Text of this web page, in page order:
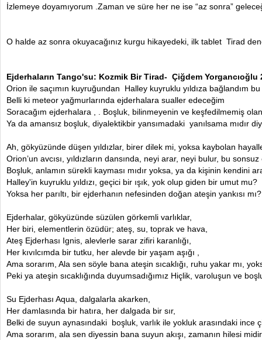
İzlemeye doyamıyorum .Zaman ve süre her ne ise “az sonra”
O halde az sonra okuyacağınız kurgu hikayedeki, ilk tablet Tirad
Ejderhaların Tango'su: Kozmik Bir Tirad- Çiğdem Yorgancıoğlu
Orion ile saçımın kuyruğundan Halley kuyruklu yıldıza bağlandım
Belli ki meteor yağmurlarında ejderhalara sualler edeceğim
Soracağım ejderhalara , . Boşluk, bilinmeyenin ve keşfedilmemiş
Ya da amansız boşluk, diyalektikbir yansımadaki yanılsama mıdır
Ah, gökyüzünde düşen yıldızlar, birer dilek mi, yoksa kaybolan
Orion’un avcısı, yıldızların dansında, neyi arar, neyi bulur, bu
Boşluk, anlamın sürekli kayması mıdır yoksa, ya da kişinin kendini
Halley'in kuyruklu yıldızı, geçici bir ışık, yok olup giden bir umut mu?
Yoksa her parıltı, bir ejderhanın nefesinden doğan ateşin yankısı mı?
Ejderhalar, gökyüzünde süzülen görkemli varlıklar,
Her biri, elementlerin özüdür; ateş, su, toprak ve hava,
Ateş Ejderhası Ignis, alevlerle sarar zifiri karanlığı,
Her kıvılcımda bir tutku, her alevde bir yaşam aşığı ,
Ama sorarım, Ala sen söyle bana ateşin sıcaklığı, ruhu yakar mı,
Peki ya ateşin sıcaklığında duyumsadığımız Hiçlik, varoluşun ve
Su Ejderhası Aqua, dalgalarla akarken,
Her damlasında bir hatıra, her dalgada bir sır,
Belki de suyun aynasındaki boşluk, varlık ile yokluk arasındaki ince
Ama sorarım, ala sen diyessin bana suyun akışı, zamanın hilesi